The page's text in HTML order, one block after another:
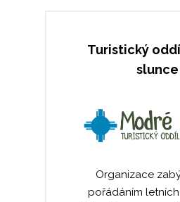
Turistický
slunce
Organizace
pořádáním